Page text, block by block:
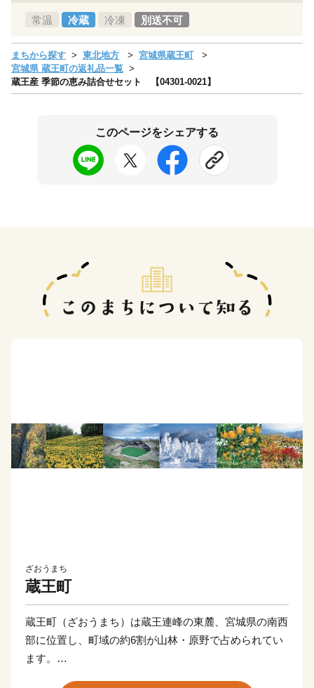
常温 冷蔵 冷凍 別送不可
まちから探す 東北地方
宮城県蔵王町
宮城県 蔵王町の返礼品一覧
蔵王産 季節の恵み詰合せセット 【04301-0021】
このページをシェアする
ざおうまち
蔵王町
蔵王町（ざおうまち）は蔵王連峰の東麓、宮城県の南西
部に位置し、町域の約6割が山林・原野で占められてい
ます。